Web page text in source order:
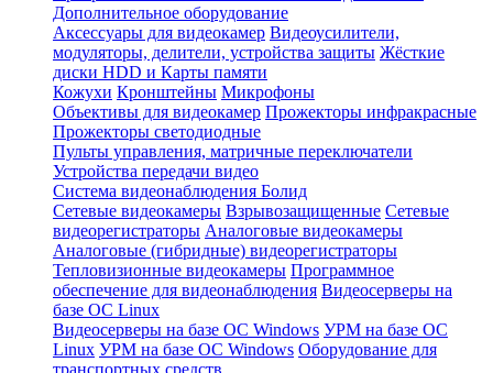
Дополнительное оборудование
Аксессуары для видеокамер Видеоусилители,
модуляторы, делители, устройства защиты Жёсткие
диски HDD и Карты памяти
Кожухи Кронштейны Микрофоны
Объективы для видеокамер Прожекторы инфракрасные
Прожекторы светодиодные
Пульты управления, матричные переключатели
Устройства передачи видео
Система видеонаблюдения Болид
Сетевые видеокамеры Взрывозащищенные Сетевые
видеорегистраторы Аналоговые видеокамеры
Аналоговые (гибридные) видеорегистраторы
Тепловизионные видеокамеры Программное
обеспечение для видеонаблюдения Видеосерверы на
базе ОС Linux
Видеосерверы на базе ОС Windows УРМ на базе ОС
Linux УРМ на базе ОС Windows Оборудование для
транспортных средств